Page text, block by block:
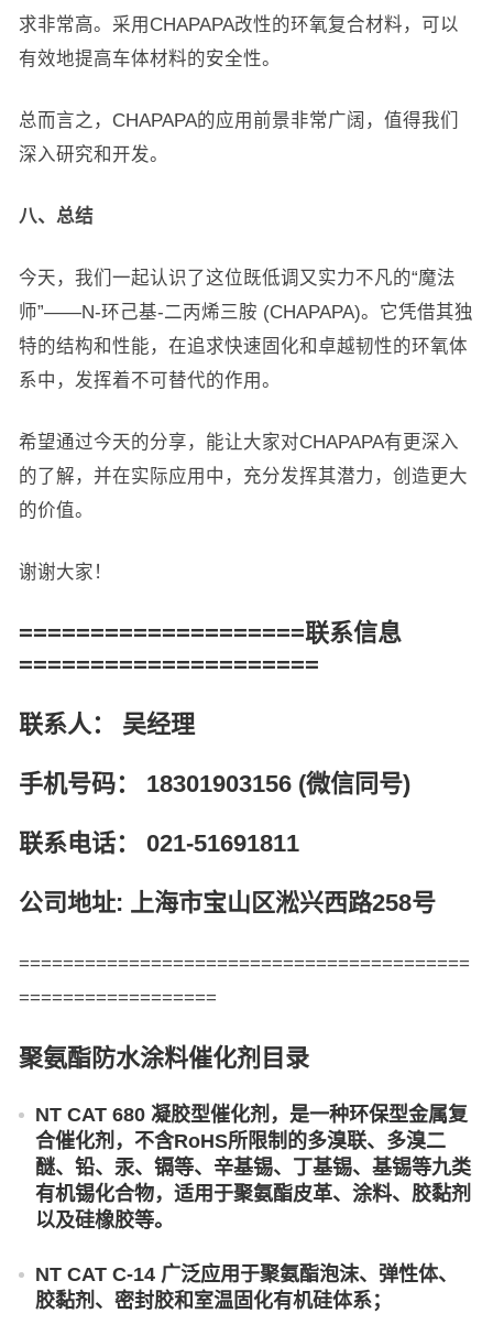
求非常高。采用CHAPAPA改性的环氧复合材料，可以
有效地提高车体材料的安全性。
总而言之，CHAPAPA的应用前景非常广阔，值得我们
深入研究和开发。
八、总结
今天，我们一起认识了这位既低调又实力不凡的“魔法
师”——N-环己基-二丙烯三胺 (CHAPAPA)。它凭借其独
特的结构和性能，在追求快速固化和卓越韧性的环氧体
系中，发挥着不可替代的作用。
希望通过今天的分享，能让大家对CHAPAPA有更深入
的了解，并在实际应用中，充分发挥其潜力，创造更大
的价值。
谢谢大家！
====================联系信息
=====================
联系人： 吴经理
手机号码： 18301903156 (微信同号)
联系电话： 021-51691811
公司地址: 上海市宝山区淞兴西路258号
=========================================
==================
聚氨酯防水涂料催化剂目录
NT CAT 680 凝胶型催化剂，是一种环保型金属复
合催化剂，不含RoHS所限制的多溴联、多溴二
醚、铅、汞、镉等、辛基锡、丁基锡、基锡等九类
有机锡化合物，适用于聚氨酯皮革、涂料、胶黏剂
以及硅橡胶等。
NT CAT C-14 广泛应用于聚氨酯泡沫、弹性体、
胶黏剂、密封胶和室温固化有机硅体系；